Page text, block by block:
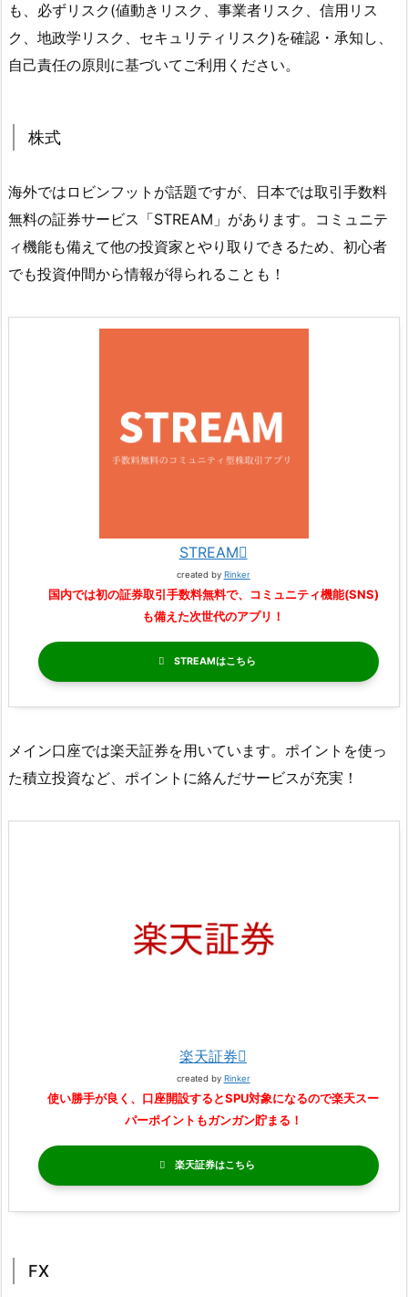
も、必ずリスク(値動きリスク、事業者リスク、信用リス
ク、地政学リスク、セキュリティリスク)を確認・承知し、
自己責任の原則に基づいてご利用ください。
株式
海外ではロビンフットが話題ですが、日本では取引手数料
無料の証券サービス「STREAM」があります。コミュニテ
ィ機能も備えて他の投資家とやり取りできるため、初心者
でも投資仲間から情報が得られることも！
STREAM
created by Rinker
国内では初の証券取引手数料無料で、コミュニティ機能(SNS)
も備えた次世代のアプリ！
STREAM
メイン口座では楽天証券を用いています。ポイントを使っ
た積立投資など、ポイントに絡んだサービスが充実！
楽天証券
created by Rinker
使い勝手が良く、口座開設するとSPU対象になるので楽天スー
パーポイントもガンガン貯まる！
楽天証券
FX